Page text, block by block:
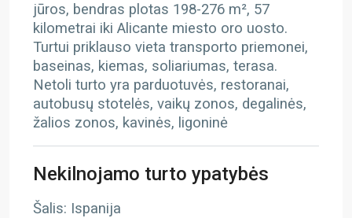
jūros, bendras plotas 198-276 m², 57
kilometrai iki Alicante miesto oro uosto.
Turtui priklauso vieta transporto priemonei,
baseinas, kiemas, soliariumas, terasa.
Netoli turto yra parduotuvės, restoranai,
autobusų stotelės, vaikų zonos, degalinės,
žalios zonos, kavinės, ligoninė
Nekilnojamo turto ypatybės
Šalis: Ispanija